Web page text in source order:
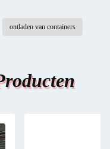
ontladen van containers